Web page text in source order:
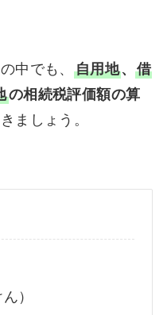
中でも、 自用地、借
の相続税評価額の算
ましょう。
）